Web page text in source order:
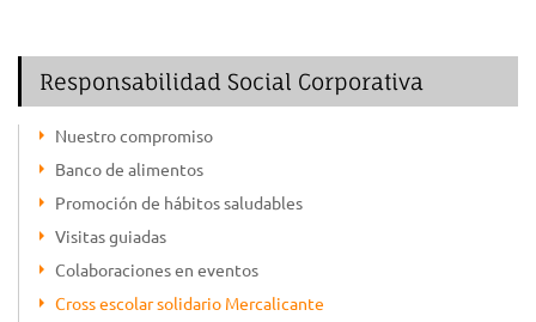
Responsabilidad Social Corporativa
Nuestro compromiso
Banco de alimentos
Promoción de hábitos saludables
Visitas guiadas
Colaboraciones en eventos
Cross escolar solidario Mercalicante